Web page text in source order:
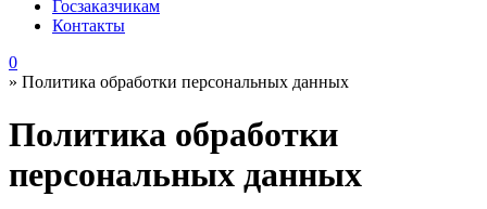
Госзаказчикам
Контакты
0
» Политика обработки персональных данных
Политика обработки
персональных данных